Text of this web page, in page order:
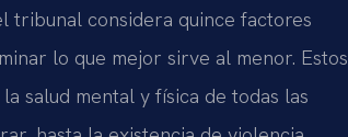
tribunal considera quince factores
lo que mejor sirve al menor. Estos
salud mental y física de todas las